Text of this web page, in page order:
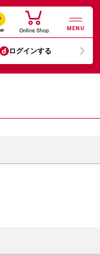
MENU
ログインする